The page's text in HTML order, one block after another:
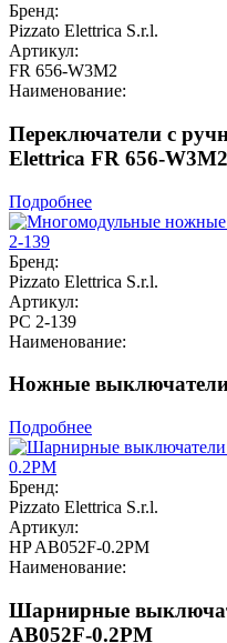
Бренд:
Pizzato Elettrica S.r.l.
Артикул:
FR 656-W3M2
Наименование:
Переключатели с
Elettrica FR 656-W3M2
Подробнее
Бренд:
Pizzato Elettrica S.r.l.
Артикул:
PC 2-139
Наименование:
Ножные выключатели
Подробнее
Бренд:
Pizzato Elettrica S.r.l.
Артикул:
HP AB052F-0.2PM
Наименование:
Шарнирные
AB052F-0.2PM